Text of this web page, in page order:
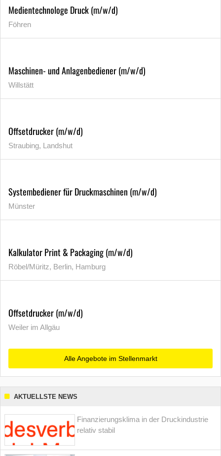
Medientechnologe Druck (m/w/d)
Föhren
Maschinen- und Anlagenbediener (m/w/d)
Willstätt
Offsetdrucker (m/w/d)
Straubing, Landshut
Systembediener für Druckmaschinen (m/w/d)
Münster
Kalkulator Print & Packaging (m/w/d)
Röbel/Müritz, Berlin, Hamburg
Offsetdrucker (m/w/d)
Weiler im Allgäu
Alle Angebote im Stellenmarkt
AKTUELLSTE NEWS
Finanzierungsklima in der Druckindustrie
relativ stabil